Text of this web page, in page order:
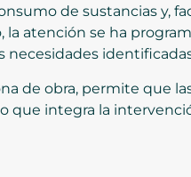
de sustancias y,
atención se ha
necesidades
de obra, permite que
que integra la